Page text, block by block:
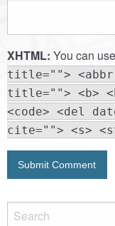
XHTML: You can
title="">
title=""> <b>
<code> <del
cite=""> <s>